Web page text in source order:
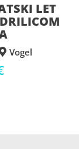
LET
Vogel